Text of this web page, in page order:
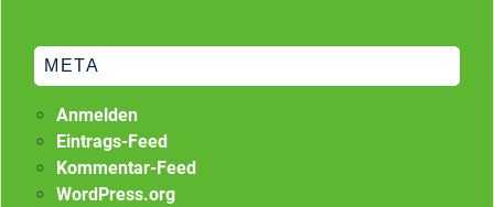
META
Anmelden
Eintrags-Feed
Kommentar-Feed
WordPress.org